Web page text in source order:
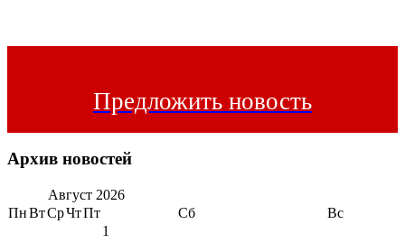
Предложить новость
Архив новостей
Август 2026
ПнВтСрЧтПт Сб Вс
1